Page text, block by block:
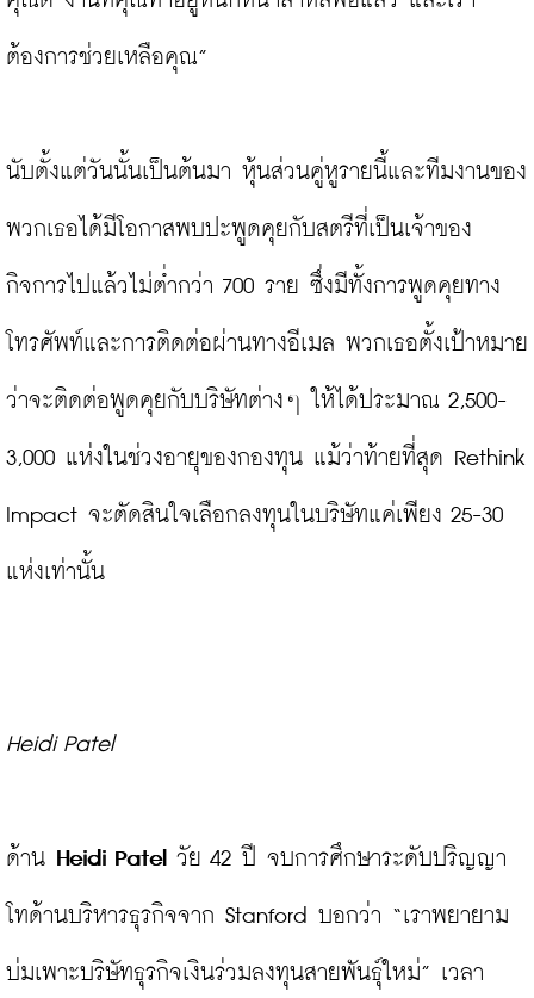
ต้องการช่วยเหลือคุณ”
นับตั้งแต่วันนั้นเป็นต้นมา หุ้นส่วนคู่หูรายนี้และทีมงานของ
พวกเธอได้มีโอกาสพบปะพูดคุยกับสตรีที่เป็นเจ้าของ
กิจการไปแล้วไม่ต่ำกว่า 700 ราย ซึ่งมีทั้งการพูดคุยทาง
โทรศัพท์และการติดต่อผ่านทางอีเมล พวกเธอตั้งเป้าหมาย
ว่าจะติดต่อพูดคุยกับบริษัทต่างๆ ให้ได้ประมาณ 2,500-
3,000 แห่งในช่วงอายุของกองทุน แม้ว่าท้ายที่สุด Rethink
Impact จะตัดสินใจเลือกลงทุนในบริษัทแค่เพียง 25-30
แห่งเท่านั้น
Heidi Patel
ด้าน Heidi Patel วัย 42 ปี จบการศึกษาระดับปริญญา
โทด้านบริหารธุรกิจจาก Stanford บอกว่า “เราพยายาม
บ่มเพาะบริษัทธุรกิจเงินร่วมลงทุนสายพันธุ์ใหม่” เวลา